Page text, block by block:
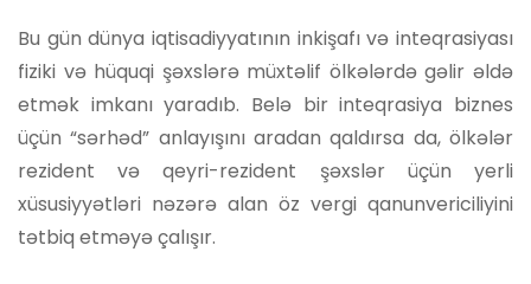
Bu gün dünya iqtisadiyyatının inkişafı və inteqrasiyası
fiziki və hüquqi şəxslərə müxtəlif ölkələrdə gəlir əldə
etmək imkanı yaradıb. Belə bir inteqrasiya biznes
üçün “sərhəd” anlayışını aradan qaldırsa da, ölkələr
rezident və qeyri-rezident şəxslər üçün yerli
xüsusiyyətləri nəzərə alan öz vergi qanunvericiliyini
tətbiq etməyə çalışır.